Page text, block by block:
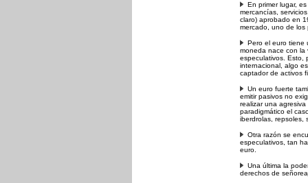
En primer lugar,
mercancías,
claro) aprobado en
mercado, uno de los
Pero el euro tiene
moneda nace con la
especulativos. Esto,
internacional, algo
captador de activos
Un euro fuerte
emitir pasivos no
realizar una
paradigmático el
iberdrolas, repsoles,
Otra razón se
especulativos, tan
euro.
Una última la
derechos de